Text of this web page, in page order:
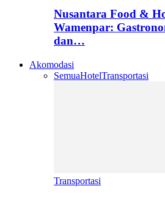
Nusantara Food &
Wamenpar:
dan…
Akomodasi
SemuaHotelTransportasi
Transportasi